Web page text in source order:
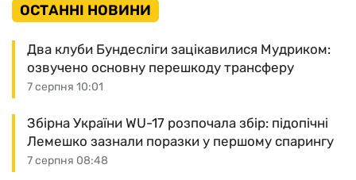
ОСТАННІ НОВИНИ
7 серпня 10:01
Два клуби Бундесліги зацікавилися Мудриком:
озвучено основну перешкоду трансферу
7 серпня 08:48
Збірна України WU-17 розпочала збір: підопічні
Лемешко зазнали поразки у першому спарингу